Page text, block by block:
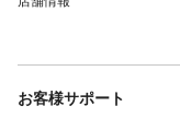
お客様サポート